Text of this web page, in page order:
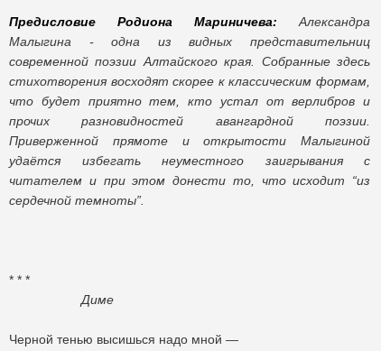
Предисловие Родиона Мариничева: Александра
Малыгина - одна из видных представительниц
современной поэзии Алтайского края. Собранные здесь
стихотворения восходят скорее к классическим формам,
что будет приятно тем, кто устал от верлибров и
прочих разновидностей авангардной поэзии.
Приверженной прямоте и открытости Малыгиной
удаётся избегать неуместного заигрывания с
читателем и при этом донести то, что исходит “из
сердечной темноты”.
* * *
Диме
Черной тенью высишься надо мной —